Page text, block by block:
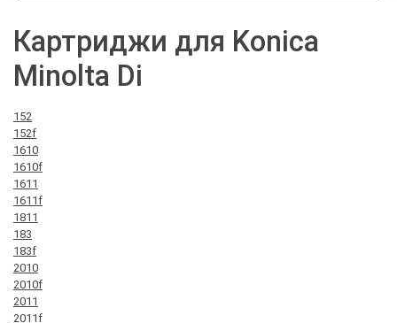
Картриджи для Konica
Minolta Di
152
152f
1610
1610f
1611
1611f
1811
183
183f
2010
2010f
2011
2011f